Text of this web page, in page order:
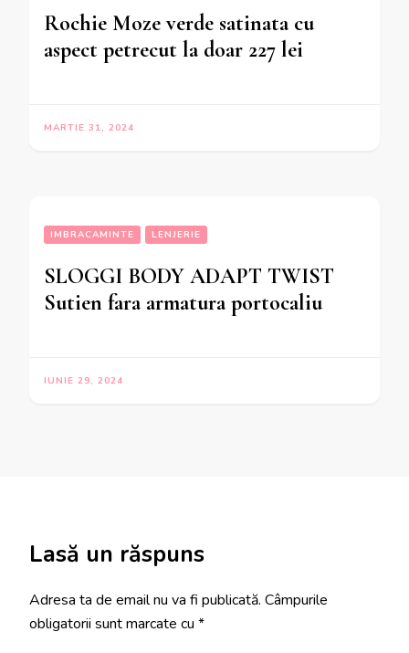
Rochie Moze verde satinata cu
aspect petrecut la doar 227 lei
MARTIE 31, 2024
IMBRACAMINTE LENJERIE
SLOGGI BODY ADAPT TWIST
Sutien fara armatura portocaliu
IUNIE 29, 2024
Lasă un răspuns
Adresa ta de email nu va fi publicată. Câmpurile
obligatorii sunt marcate cu *